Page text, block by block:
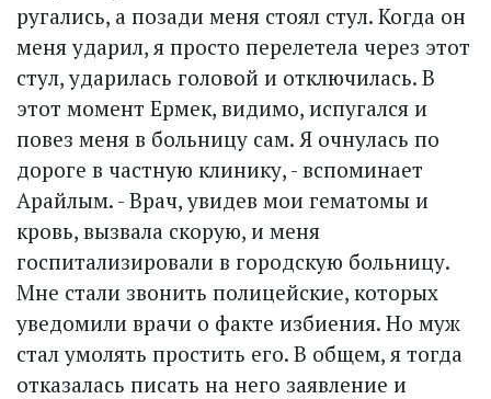
ругались, а позади меня стоял стул. Когда он
меня ударил, я просто перелетела через этот
стул, ударилась головой и отключилась. В
этот момент Ермек, видимо, испугался и
повез меня в больницу сам. Я очнулась по
дороге в частную клинику, - вспоминает
Арайлым. - Врач, увидев мои гематомы и
кровь, вызвала скорую, и меня
госпитализировали в городскую больницу.
Мне стали звонить полицейские, которых
уведомили врачи о факте избиения. Но муж
стал умолять простить его. В общем, я тогда
отказалась писать на него заявление и